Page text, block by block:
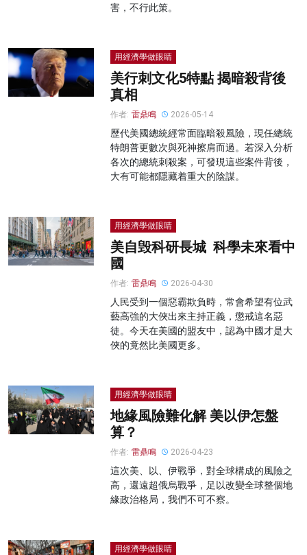
害，不行此策。
用經濟學做眼睛
美行刺文化5特點 揭暗殺背後
真相
作者: 雷鼎鳴 2026-05-14
歷代美國總統經常面臨暗殺風險，現任總統
特朗普更數次與死神擦肩而過。若深入分析
各次的總統刺殺案，可發現這些案件背後，
大有可能都隱藏着重大的陰謀。
用經濟學做眼睛
美自毁科研長城 科學未來看中
國
作者: 雷鼎鳴 2026-04-30
人民受到一個惡霸欺負時，常會希望有位武
藝高強的大俠出來主持正義，懲戒這名惡
徒。今天在美國的盟友中，認為中國才是大
俠的竟然比美國更多。
用經濟學做眼睛
地緣風險難化解 美以伊怎盤
算？
作者: 雷鼎鳴 2026-04-23
這次美、以、伊戰爭，對全球構成的風險之
高，還遠超俄烏戰爭，足以改變全球整個地
緣政治格局，我們不可不察。
用經濟學做眼睛